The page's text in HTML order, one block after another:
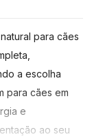
para cães
a escolha
para cães em
e
ao seu